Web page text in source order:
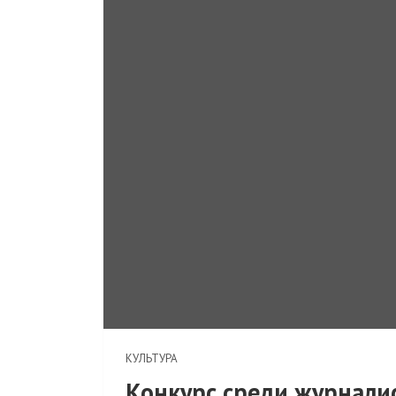
КУЛЬТУРА